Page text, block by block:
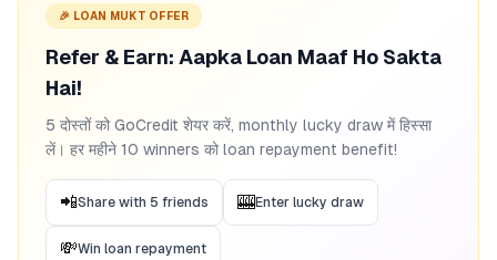
🎉 LOAN MUKT OFFER
Refer & Earn: Aapka Loan Maaf Ho Sakta
Hai!
5 दोस्तों को GoCredit शेयर करें, monthly lucky draw में हिस्सा
लें। हर महीने 10 winners को loan repayment benefit!
📲Share with 5 friends 🎰Enter lucky draw
💸Win loan repayment